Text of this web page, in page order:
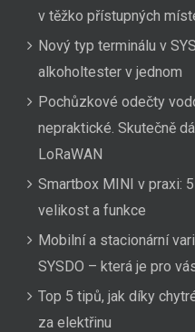
v těžko přístupných
Nový typ terminálu v
alkoholtester v jednom
Pochůzkové odečty
nepraktické. Skutečně
LoRaWAN
Smartbox MINI v praxi:
velikost a funkce
Mobilní a stacionární
SYSDO – která je pro
Top 5 tipů, jak díky
za elektřinu